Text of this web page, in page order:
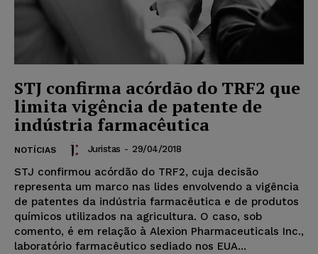
STJ confirma acórdão do TRF2 que
limita vigência de patente de
indústria farmacêutica
NOTÍCIAS Juristas - 29/04/2018
STJ confirmou acórdão do TRF2, cuja decisão
representa um marco nas lides envolvendo a vigência
de patentes da indústria farmacêutica e de produtos
químicos utilizados na agricultura. O caso, sob
comento, é em relação à Alexion Pharmaceuticals Inc.,
laboratório farmacêutico sediado nos EUA...